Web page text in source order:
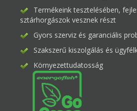
Termékeink tesztelésében,
sztárhorgászok vesznek részt
Gyors szerviz és garanciális
Szakszerű kiszolgálás és
Környezettudatosság